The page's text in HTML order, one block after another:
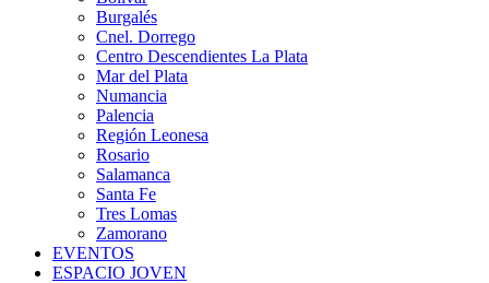
Burgalés
Cnel. Dorrego
Centro Descendientes La Plata
Mar del Plata
Numancia
Palencia
Región Leonesa
Rosario
Salamanca
Santa Fe
Tres Lomas
Zamorano
EVENTOS
ESPACIO JOVEN